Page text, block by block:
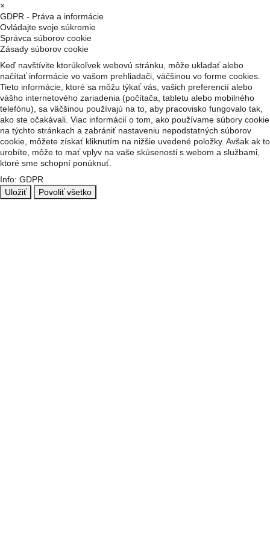
×
GDPR - Práva a informácie
Ovládajte svoje súkromie
Správca súborov cookie
Zásady súborov cookie
Keď navštívite ktorúkoľvek webovú stránku, môže ukladať alebo
načítať informácie vo vašom prehliadači, väčšinou vo forme cookies.
Tieto informácie, ktoré sa môžu týkať vás, vašich preferencií alebo
vášho internetového zariadenia (počítača, tabletu alebo mobilného
telefónu), sa väčšinou používajú na to, aby pracovisko fungovalo tak,
ako ste očakávali. Viac informácií o tom, ako používame súbory cookie
na týchto stránkach a zabrániť nastaveniu nepodstatných súborov
cookie, môžete získať kliknutím na nižšie uvedené položky. Avšak ak to
urobíte, môže to mať vplyv na vaše skúsenosti s webom a službami,
ktoré sme schopní ponúknuť.
Info: GDPR
Uložiť
Povoliť všetko